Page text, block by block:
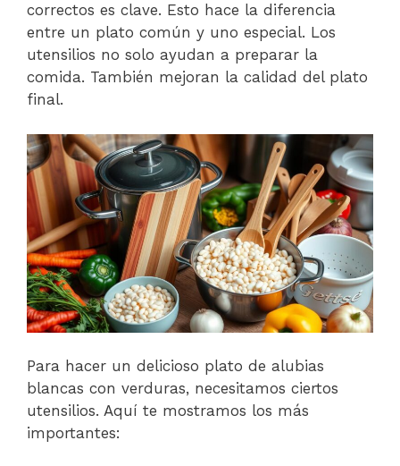
correctos es clave. Esto hace la diferencia
entre un plato común y uno especial. Los
utensilios no solo ayudan a preparar la
comida. También mejoran la calidad del plato
final.
Para hacer un delicioso plato de alubias
blancas con verduras, necesitamos ciertos
utensilios. Aquí te mostramos los más
importantes: